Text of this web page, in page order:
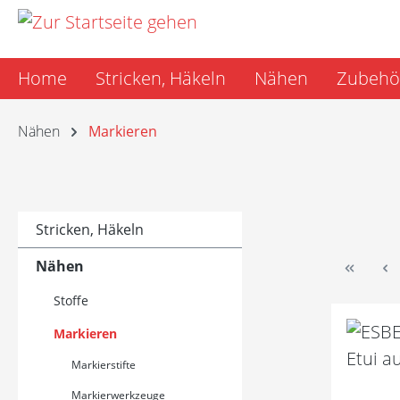
Hauptinhalt springen
Zur Suche springen
Zur Hauptnavigation springen
Home Stricken, Häkeln Nähen
Nähen Markieren
Stricken, Häkeln
Nähen
Stoffe
Markieren
Markierstifte
Markierwerkzeuge